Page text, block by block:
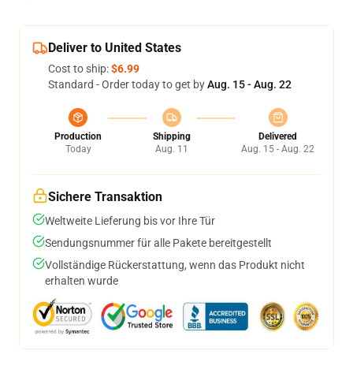
Deliver to United States
Cost to ship:$6.99
Standard - Order today to get byAug. 15 - Aug. 22
Production
Today
Shipping
Aug. 11
Delivered
Aug. 15 - Aug. 22
Sichere Transaktion
Weltweite Lieferung bis vor Ihre Tür
Sendungsnummer für alle Pakete bereitgestellt
Vollständige Rückerstattung, wenn das Produkt nicht
erhalten wurde